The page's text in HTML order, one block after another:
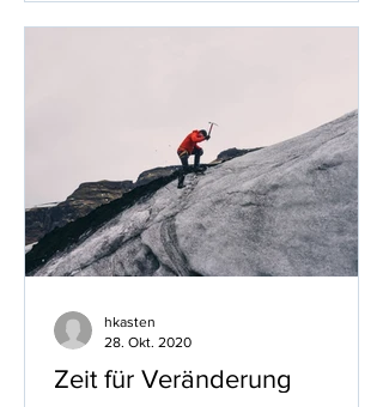
Zeit für Veränderung
hkasten
28. Okt. 2020